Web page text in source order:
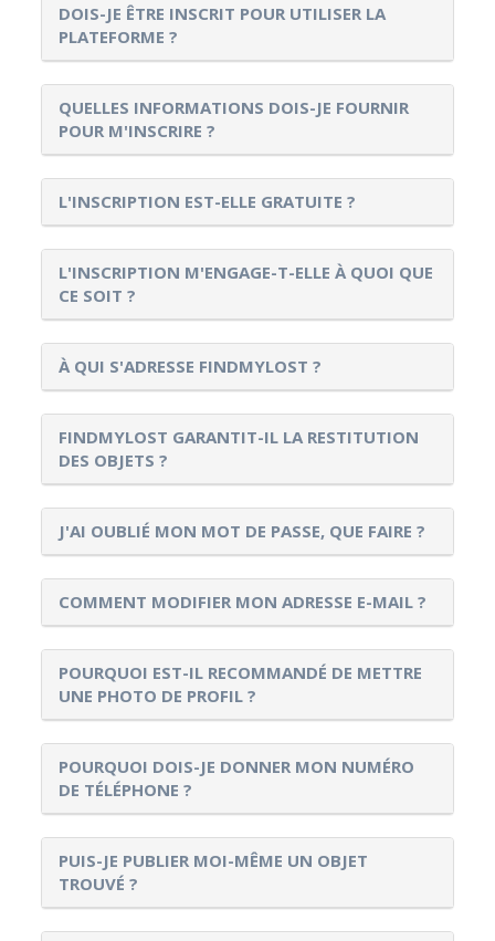
DOIS-JE ÊTRE INSCRIT POUR UTILISER LA
PLATEFORME ?
QUELLES INFORMATIONS DOIS-JE FOURNIR
POUR M'INSCRIRE ?
L'INSCRIPTION EST-ELLE GRATUITE ?
L'INSCRIPTION M'ENGAGE-T-ELLE À QUOI QUE
CE SOIT ?
À QUI S'ADRESSE FINDMYLOST ?
FINDMYLOST GARANTIT-IL LA RESTITUTION
DES OBJETS ?
J'AI OUBLIÉ MON MOT DE PASSE, QUE FAIRE ?
COMMENT MODIFIER MON ADRESSE E-MAIL ?
POURQUOI EST-IL RECOMMANDÉ DE METTRE
UNE PHOTO DE PROFIL ?
POURQUOI DOIS-JE DONNER MON NUMÉRO
DE TÉLÉPHONE ?
PUIS-JE PUBLIER MOI-MÊME UN OBJET
TROUVÉ ?